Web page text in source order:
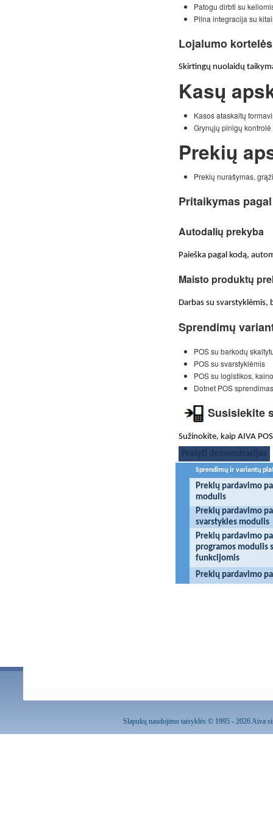
Patogu dirbti su
Pilna integracija su
Lojalumo kortelės
Skirtingų nuolaidų
Kasų
Kasos ataskaitų
Grynųjų pinigų
Prekių
Prekių nurašymas,
Pritaikymas
Autodalių prekyba
Paieška pagal kodą,
Maisto produktų
Darbas su
Sprendimų
POS su barkodų
POS su svarstyklėmis
POS su logistikos,
Dotnet POS
Susisiekite
Sužinokite, kaip AIVA
Prašyti demonstracijos
Sprendimų ir variantų
Prekių pardavimo
modulis
Prekių pardavimo
svarstykles modulis
Prekių pardavimo
programos modulis
funkcijomis
Prekių pardavimo
Slapukų naudojimo taisyklės© 1995 - 2026 Aiva